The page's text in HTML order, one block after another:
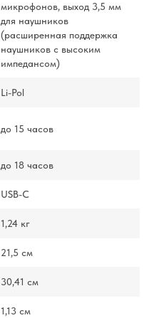
микрофонов, выход 3,5 мм
для наушников
(расширенная поддержка
наушников с высоким
импедансом)
Li-Pol
до 15 часов
до 18 часов
USB-C
1,24 кг
21,5 см
30,41 см
1,13 см